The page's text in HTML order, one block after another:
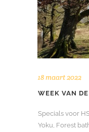
18 maart 2022
WEEK VAN
Specials voor
Yoku, Forest